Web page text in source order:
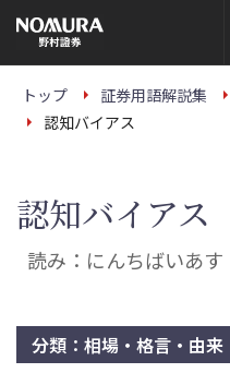
の
ー
トップ 証券用語解説集
認知バイアス
認知バイアス
読み：にんちばいあす
分類：相場・格言・由来